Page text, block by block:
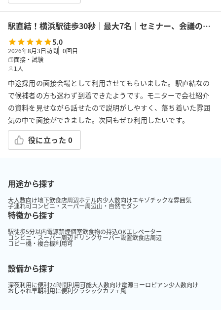
駅直結！横浜駅徒歩30秒｜最大7名｜セミナー、会議の利用に最適！エキニア横浜｜5階ハマポート「ローリエ」
5.0
2026年8月3日訪問 0回目
面接・試験
1人
中途採用の面接会場として利用させてもらいました。駅直結なの
で候補者の方も迷わず到着できたようです。モニターで会社紹介
の資料を見せながら話せたので説明がしやすく、落ち着いた雰囲
気の中で面接ができました。次回もぜひ利用したいです。
役に立った 0
用途から探す
大人数向け地下飲食店周辺ホテル内少人数向けエキゾチックな雰囲気
子連れ可コンビニ・スーパー周辺山・自然モダン
特徴から探す
駅徒歩5分以内電源禁煙個室飲食物の持込OKエレベーター
コンビニ・スーパー周辺ドリンクサーバー設置飲食店周辺
コピー機・複合機利用可
設備から探す
深夜利用に便利24時間利用可能大人数向け電源ヨーロピアン少人数向け
おしゃれ早朝利用に便利クラシックカフェ風